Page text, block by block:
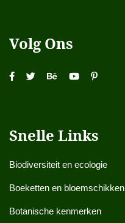
Volg Ons
Snelle Links
Biodiversiteit en ecologie
Boeketten en bloemschikken
Botanische kenmerken